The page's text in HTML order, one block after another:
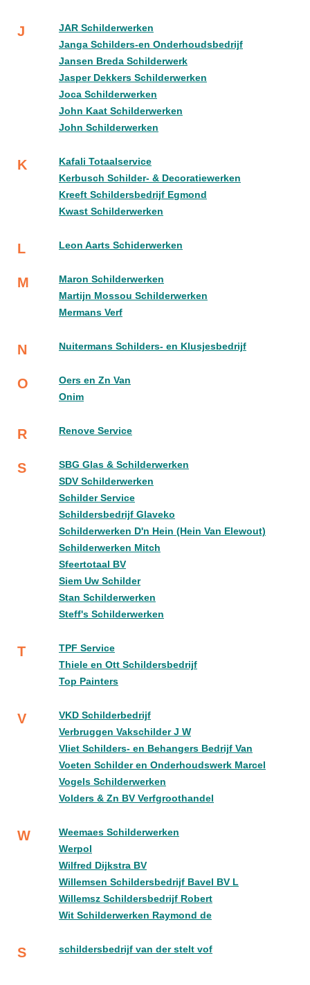
J
JAR Schilderwerken
Janga Schilders-en Onderhoudsbedrijf
Jansen Breda Schilderwerk
Jasper Dekkers Schilderwerken
Joca Schilderwerken
John Kaat Schilderwerken
John Schilderwerken
K
Kafali Totaalservice
Kerbusch Schilder- & Decoratiewerken
Kreeft Schildersbedrijf Egmond
Kwast Schilderwerken
L Leon Aarts Schiderwerken
M
Maron Schilderwerken
Martijn Mossou Schilderwerken
Mermans Verf
N Nuitermans Schilders- en Klusjesbedrijf
O
Oers en Zn Van
Onim
R Renove Service
S
SBG Glas & Schilderwerken
SDV Schilderwerken
Schilder Service
Schildersbedrijf Glaveko
Schilderwerken D'n Hein (Hein Van Elewout)
Schilderwerken Mitch
Sfeertotaal BV
Siem Uw Schilder
Stan Schilderwerken
Steff's Schilderwerken
T
TPF Service
Thiele en Ott Schildersbedrijf
Top Painters
V
VKD Schilderbedrijf
Verbruggen Vakschilder J W
Vliet Schilders- en Behangers Bedrijf Van
Voeten Schilder en Onderhoudswerk Marcel
Vogels Schilderwerken
Volders & Zn BV Verfgroothandel
W
Weemaes Schilderwerken
Werpol
Wilfred Dijkstra BV
Willemsen Schildersbedrijf Bavel BV L
Willemsz Schildersbedrijf Robert
Wit Schilderwerken Raymond de
S schildersbedrijf van der stelt vof